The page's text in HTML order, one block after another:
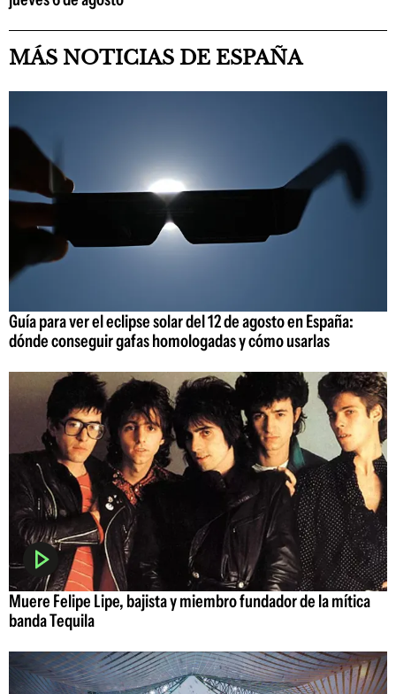
MÁS NOTICIAS DE ESPAÑA
Guía para ver el eclipse solar del 12 de agosto en España:
dónde conseguir gafas homologadas y cómo usarlas
Muere Felipe Lipe, bajista y miembro fundador de la mítica
banda Tequila